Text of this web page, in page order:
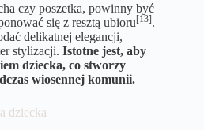
czy poszetka, powinny być
się z resztą ubioru[13].
delikatnej elegancji,
stylizacji. Istotne jest, aby
dziecka, co stworzy
wiosennej komunii.
dziecka